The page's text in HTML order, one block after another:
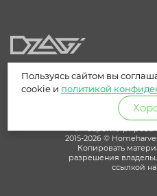
® –
2015-2026 ©
Копировать
разрешения
ссылкой
Пользуясь сайтом вы
cookie и политикой